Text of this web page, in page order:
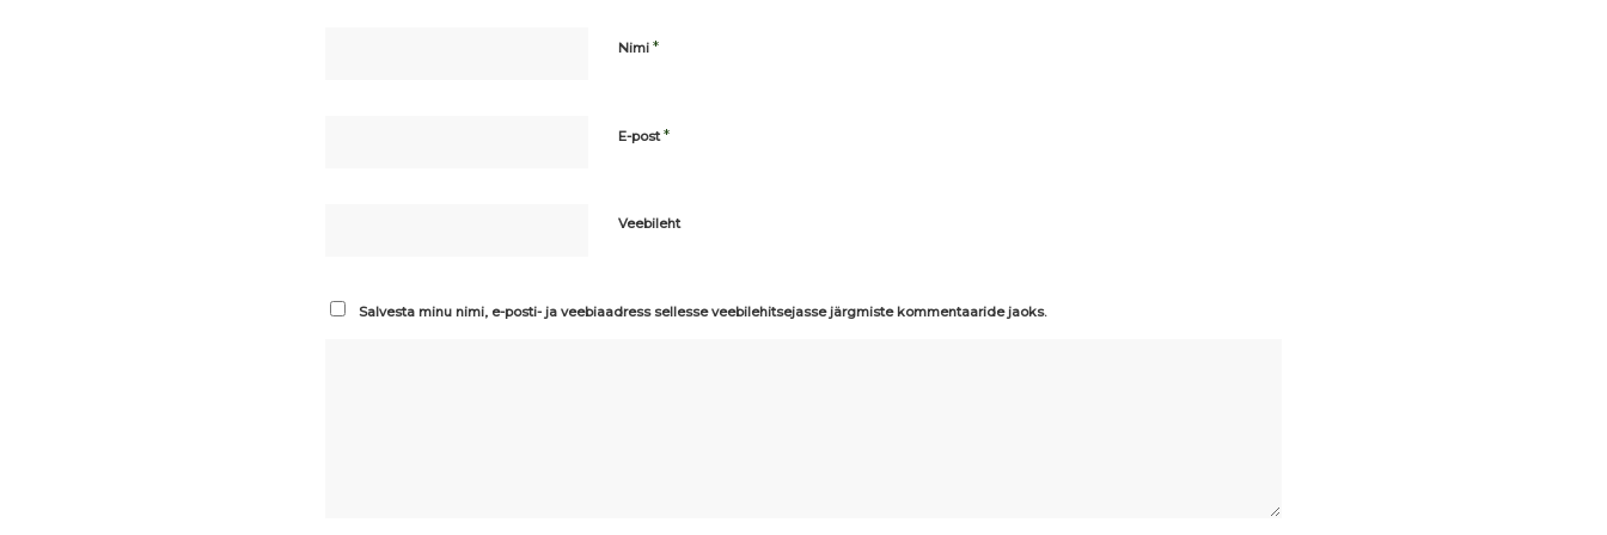
Nimi *
E-post*
Veebileht
Salvesta minu nimi, e-posti- ja veebiaadress sellesse veebilehitsejasse järgmiste kommentaaride jaoks.